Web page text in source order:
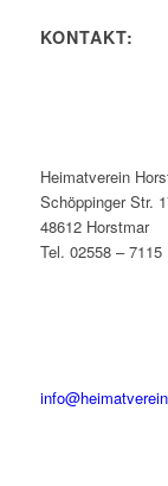
KONTAKT:
Heimatverein
Schöppinger Str.
48612 Horstmar
Tel. 02558 – 7115